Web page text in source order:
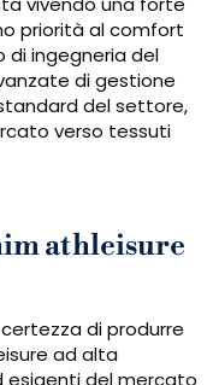
priorità al comfort
di ingegneria del
di gestione
del settore,
verso tessuti
athleisure
di produrre
ad alta